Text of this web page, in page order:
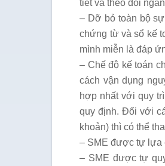
tiết và theo dõi
– Dỡ bỏ toàn bộ
chứng từ và sổ kế
mình miễn là đáp
– Chế độ kế toán
cách vận dụng
hợp nhất với quy
quy định. Đối với
khoản) thì có thể
– SME được tự lựa
– SME được tự